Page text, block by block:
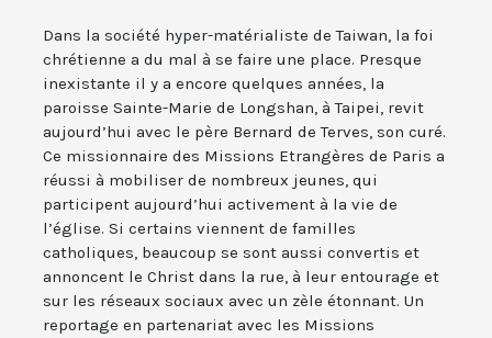
Dans la société hyper-matérialiste de Taiwan, la foi
chrétienne a du mal à se faire une place. Presque
inexistante il y a encore quelques années, la
paroisse Sainte-Marie de Longshan, à Taipei, revit
aujourd’hui avec le père Bernard de Terves, son curé.
Ce missionnaire des Missions Etrangères de Paris a
réussi à mobiliser de nombreux jeunes, qui
participent aujourd’hui activement à la vie de
l’église. Si certains viennent de familles
catholiques, beaucoup se sont aussi convertis et
annoncent le Christ dans la rue, à leur entourage et
sur les réseaux sociaux avec un zèle étonnant. Un
reportage en partenariat avec les Missions